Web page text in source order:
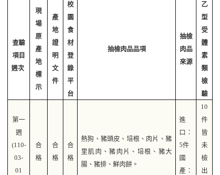
查驗
項目
週次
現
場
原
產
地
標
示
產
地
證
明
文
件
校
園
食
材
登
錄
平
台
抽檢肉品品項
抽檢
肉品
來源
乙
型
受
體
素
類
檢
驗
第一
週
(110-
03-
01
合
格
合
格
合
格
熱狗、豬頭皮、培根、肉片、豬
里肌肉、豬肉片、培根、豬大
腸、豬排、鮮肉餅。
進
口：
5件
國
產：
10
件
皆
未
檢
出